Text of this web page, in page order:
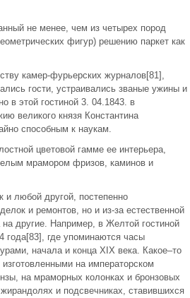
не менее, чем из четырех пород
фигур) решению паркет как
камер-фурьерских журналов[81],
гости, устраивались званые ужины и
в этой гостиной 3. 04.1843. в
великого князя Константина
способным к наукам.
цветовой гамме ее интерьера,
мрамором фризов, каминов и
и любой другой, постепенно
и ремонтов, но и из-за естественной
другие. Например, в Желтой гостиной
года[83], где упоминаются часы
начала и конца XIX века. Какое–то
на императорском
на мраморных колонках и бронзовых
и подсвечниках, ставившихся